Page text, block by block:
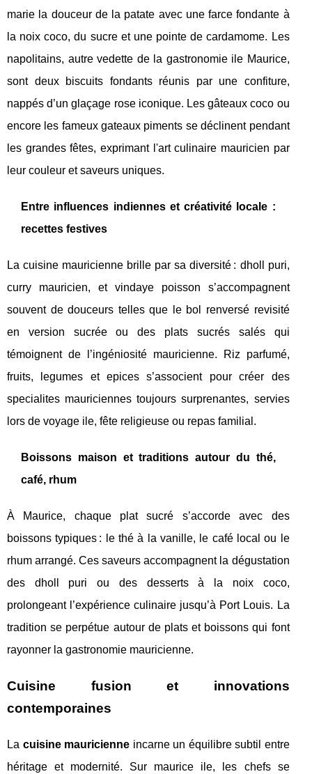
marie la douceur de la patate avec une farce fondante à
la noix coco, du sucre et une pointe de cardamome. Les
napolitains, autre vedette de la gastronomie ile Maurice,
sont deux biscuits fondants réunis par une confiture,
nappés d’un glaçage rose iconique. Les gâteaux coco ou
encore les fameux gateaux piments se déclinent pendant
les grandes fêtes, exprimant l'art culinaire mauricien par
leur couleur et saveurs uniques.
Entre influences indiennes et créativité locale :
recettes festives
La cuisine mauricienne brille par sa diversité : dholl puri,
curry mauricien, et vindaye poisson s’accompagnent
souvent de douceurs telles que le bol renversé revisité
en version sucrée ou des plats sucrés salés qui
témoignent de l’ingéniosité mauricienne. Riz parfumé,
fruits, legumes et epices s’associent pour créer des
specialites mauriciennes toujours surprenantes, servies
lors de voyage ile, fête religieuse ou repas familial.
Boissons maison et traditions autour du thé,
café, rhum
À Maurice, chaque plat sucré s’accorde avec des
boissons typiques : le thé à la vanille, le café local ou le
rhum arrangé. Ces saveurs accompagnent la dégustation
des dholl puri ou des desserts à la noix coco,
prolongeant l’expérience culinaire jusqu’à Port Louis. La
tradition se perpétue autour de plats et boissons qui font
rayonner la gastronomie mauricienne.
Cuisine fusion et innovations
contemporaines
La cuisine mauricienne incarne un équilibre subtil entre
héritage et modernité. Sur maurice ile, les chefs se